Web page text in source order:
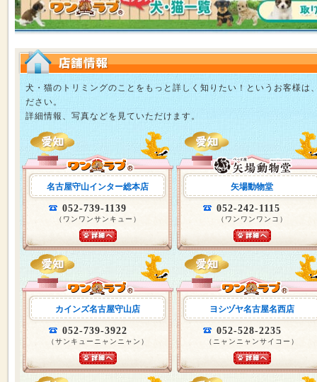
犬・猫のトリミングのことをもっと詳しく知りたい！というお客様は
ださい。
詳細情報、写真などを見ていただけます。
名古屋守山インター総本店
052-739-1139
（ワンワンサンキュー）
矢場動物堂
052-242-1115
（ワンワンワンコ）
カインズ名古屋守山店
052-739-3922
（サンキューニャンニャン）
ヨシヅヤ名古屋名西店
052-528-2235
（ニャンニャンサイコー）